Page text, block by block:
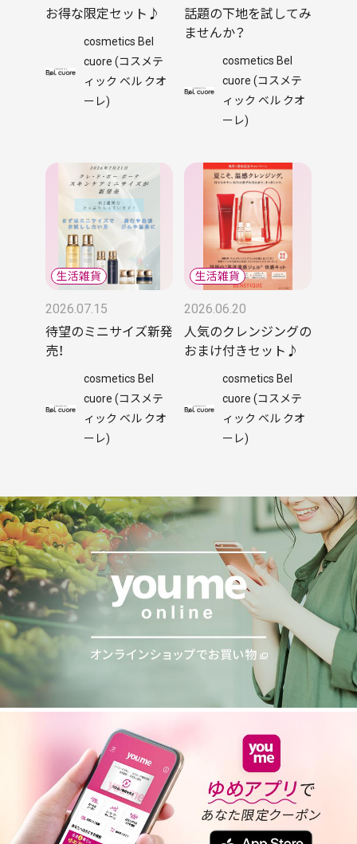
お得な限定セット♪
cosmetics Bel
cuore (コスメテ
ィック ベル クオ
ーレ)
話題の下地を試してみ
ませんか？
cosmetics Bel
cuore (コスメテ
ィック ベル クオ
ーレ)
2026.07.15
待望のミニサイズ新発
売！
cosmetics Bel
cuore (コスメテ
ィック ベル クオ
ーレ)
2026.06.20
人気のクレンジングの
おまけ付きセット♪
cosmetics Bel
cuore (コスメテ
ィック ベル クオ
ーレ)